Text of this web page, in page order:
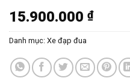
15.900.000 ₫
Danh mục: Xe đạp đua